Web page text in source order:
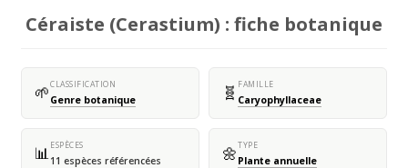
Céraiste (Cerastium) : fiche botanique
🌱CLASSIFICATION
Genre botanique 🧬 FAMILLE
Caryophyllaceae
📊ESPÈCES
11 espèces référencées 🌼TYPE
Plante annuelle